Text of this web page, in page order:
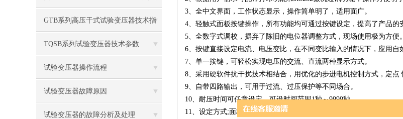
GTB系列高压干式试验变压器技术指
标
TQSB系列试验变压器技术参数
试验变压器操作流程
试验变压器故障原因
试验变压器的故障分析及处理
3、全中文界面，工作状态显示，操作简单明了，适用面广。
4、轻触式面板按键操作，所有功能均可通过按键设定，提高了产品的
5、全数字式调校，摒弃了陈旧的电位器调整方式，现场使用极为方便。
6、按键直接设定电流、电压变比，在不同变比输入的情况下，应用自
7、单一按键，可轻松实现电压的交流、直流两种显示方式。
8、采用硬软件抗干扰技术相结合，用优化的步进电机控制方式，定点
9、自带四路输出，可用于过流、过压保护等不同场合。
10、耐压时间可任意设定，可设时间范围1秒～9999秒。
11、设定方式;面板轻触式按键数字设定，设定值断电保持。